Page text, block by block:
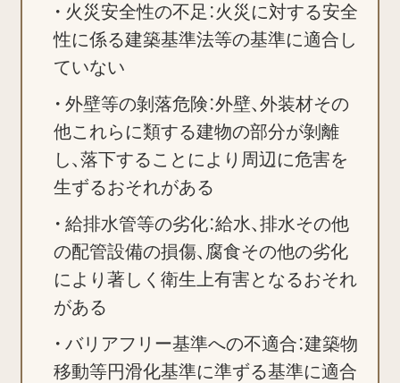
火災安全性の不足：火災に対する安全
性に係る建築基準法等の基準に適合し
ていない
外壁等の剝落危険：外壁、外装材その
他これらに類する建物の部分が剝離
し、落下することにより周辺に危害を
生ずるおそれがある
給排水管等の劣化：給水、排水その他
の配管設備の損傷、腐食その他の劣化
により著しく衛生上有害となるおそれ
がある
バリアフリー基準への不適合：建築物
移動等円滑化基準に準ずる基準に適合